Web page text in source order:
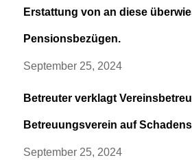
Erstattung von an diese
Pensionsbezügen.
September 25, 2024
Betreuter verklagt
Betreuungsverein auf
September 25, 2024